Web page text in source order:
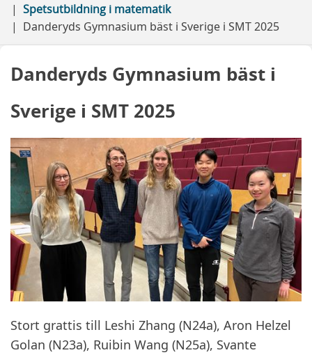
Spetsutbildning i matematik
Danderyds Gymnasium bäst i Sverige i SMT 2025
Danderyds Gymnasium bäst i
Sverige i SMT 2025
Stort grattis till Leshi Zhang (N24a), Aron Helzel
Golan (N23a), Ruibin Wang (N25a), Svante